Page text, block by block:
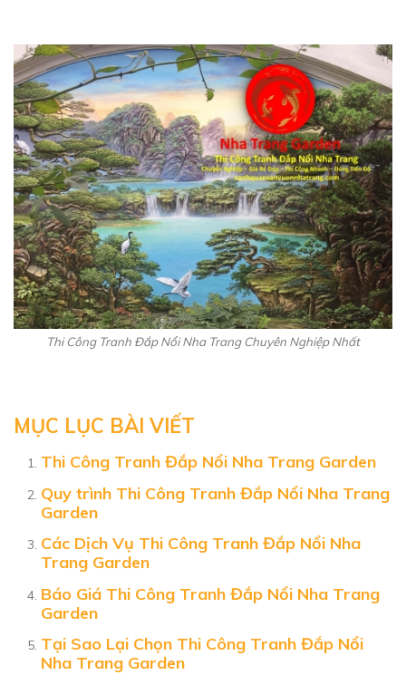
Thi Công Tranh Đắp Nổi Nha Trang Chuyên Nghiệp Nhất
MỤC LỤC BÀI VIẾT
Thi Công Tranh Đắp Nổi Nha Trang Garden
Quy trình Thi Công Tranh Đắp Nổi Nha Trang
Garden
Các Dịch Vụ Thi Công Tranh Đắp Nổi Nha
Trang Garden
Báo Giá Thi Công Tranh Đắp Nổi Nha Trang
Garden
Tại Sao Lại Chọn Thi Công Tranh Đắp Nổi
Nha Trang Garden